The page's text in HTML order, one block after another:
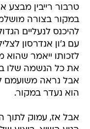
טרבור רייבין
במקור בצורה
להיכנס לנעליים
עם ג'ון אנדרסון
לזכותו ייאמר שהוא
את כל הנשמה שלו
אבל נראה משועמם
הוא נעדר במקור.
אבל אז, עמוק לתוך